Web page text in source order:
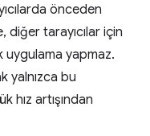
önceden
diğer tarayıcılar için
uygulama yapmaz.
yalnızca bu
hız artışından